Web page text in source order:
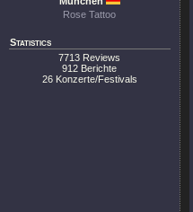
Rose Tattoo
Statistics
7713 Reviews
912 Berichte
26 Konzerte/Festivals